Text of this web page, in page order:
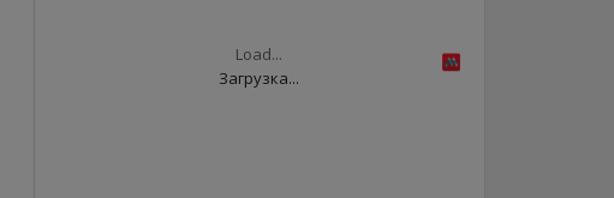
Load...
Загрузка...